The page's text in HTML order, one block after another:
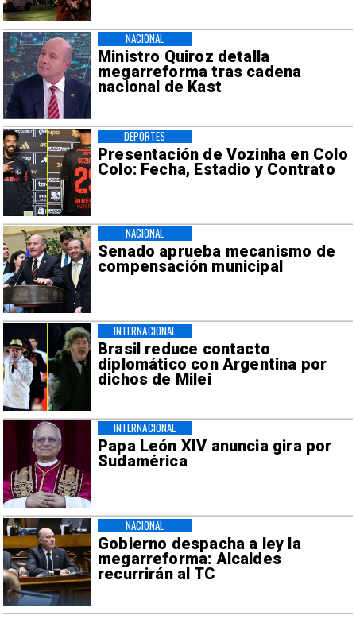
Ministro Quiroz detalla
megarreforma tras cadena
nacional de Kast
NACIONAL
Presentación de Vozinha en Colo
Colo: Fecha, Estadio y Contrato
DEPORTES
Senado aprueba mecanismo de
compensación municipal
NACIONAL
Brasil reduce contacto
diplomático con Argentina por
dichos de Milei
INTERNACIONAL
Papa León XIV anuncia gira por
Sudamérica
INTERNACIONAL
Gobierno despacha a ley la
megarreforma: Alcaldes
recurrirán al TC
NACIONAL